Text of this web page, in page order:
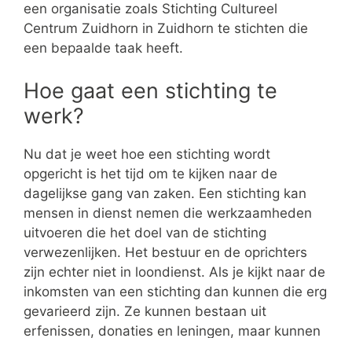
een organisatie zoals Stichting Cultureel
Centrum Zuidhorn in Zuidhorn te stichten die
een bepaalde taak heeft.
Hoe gaat een stichting te
werk?
Nu dat je weet hoe een stichting wordt
opgericht is het tijd om te kijken naar de
dagelijkse gang van zaken. Een stichting kan
mensen in dienst nemen die werkzaamheden
uitvoeren die het doel van de stichting
verwezenlijken. Het bestuur en de oprichters
zijn echter niet in loondienst. Als je kijkt naar de
inkomsten van een stichting dan kunnen die erg
gevarieerd zijn. Ze kunnen bestaan uit
erfenissen, donaties en leningen, maar kunnen